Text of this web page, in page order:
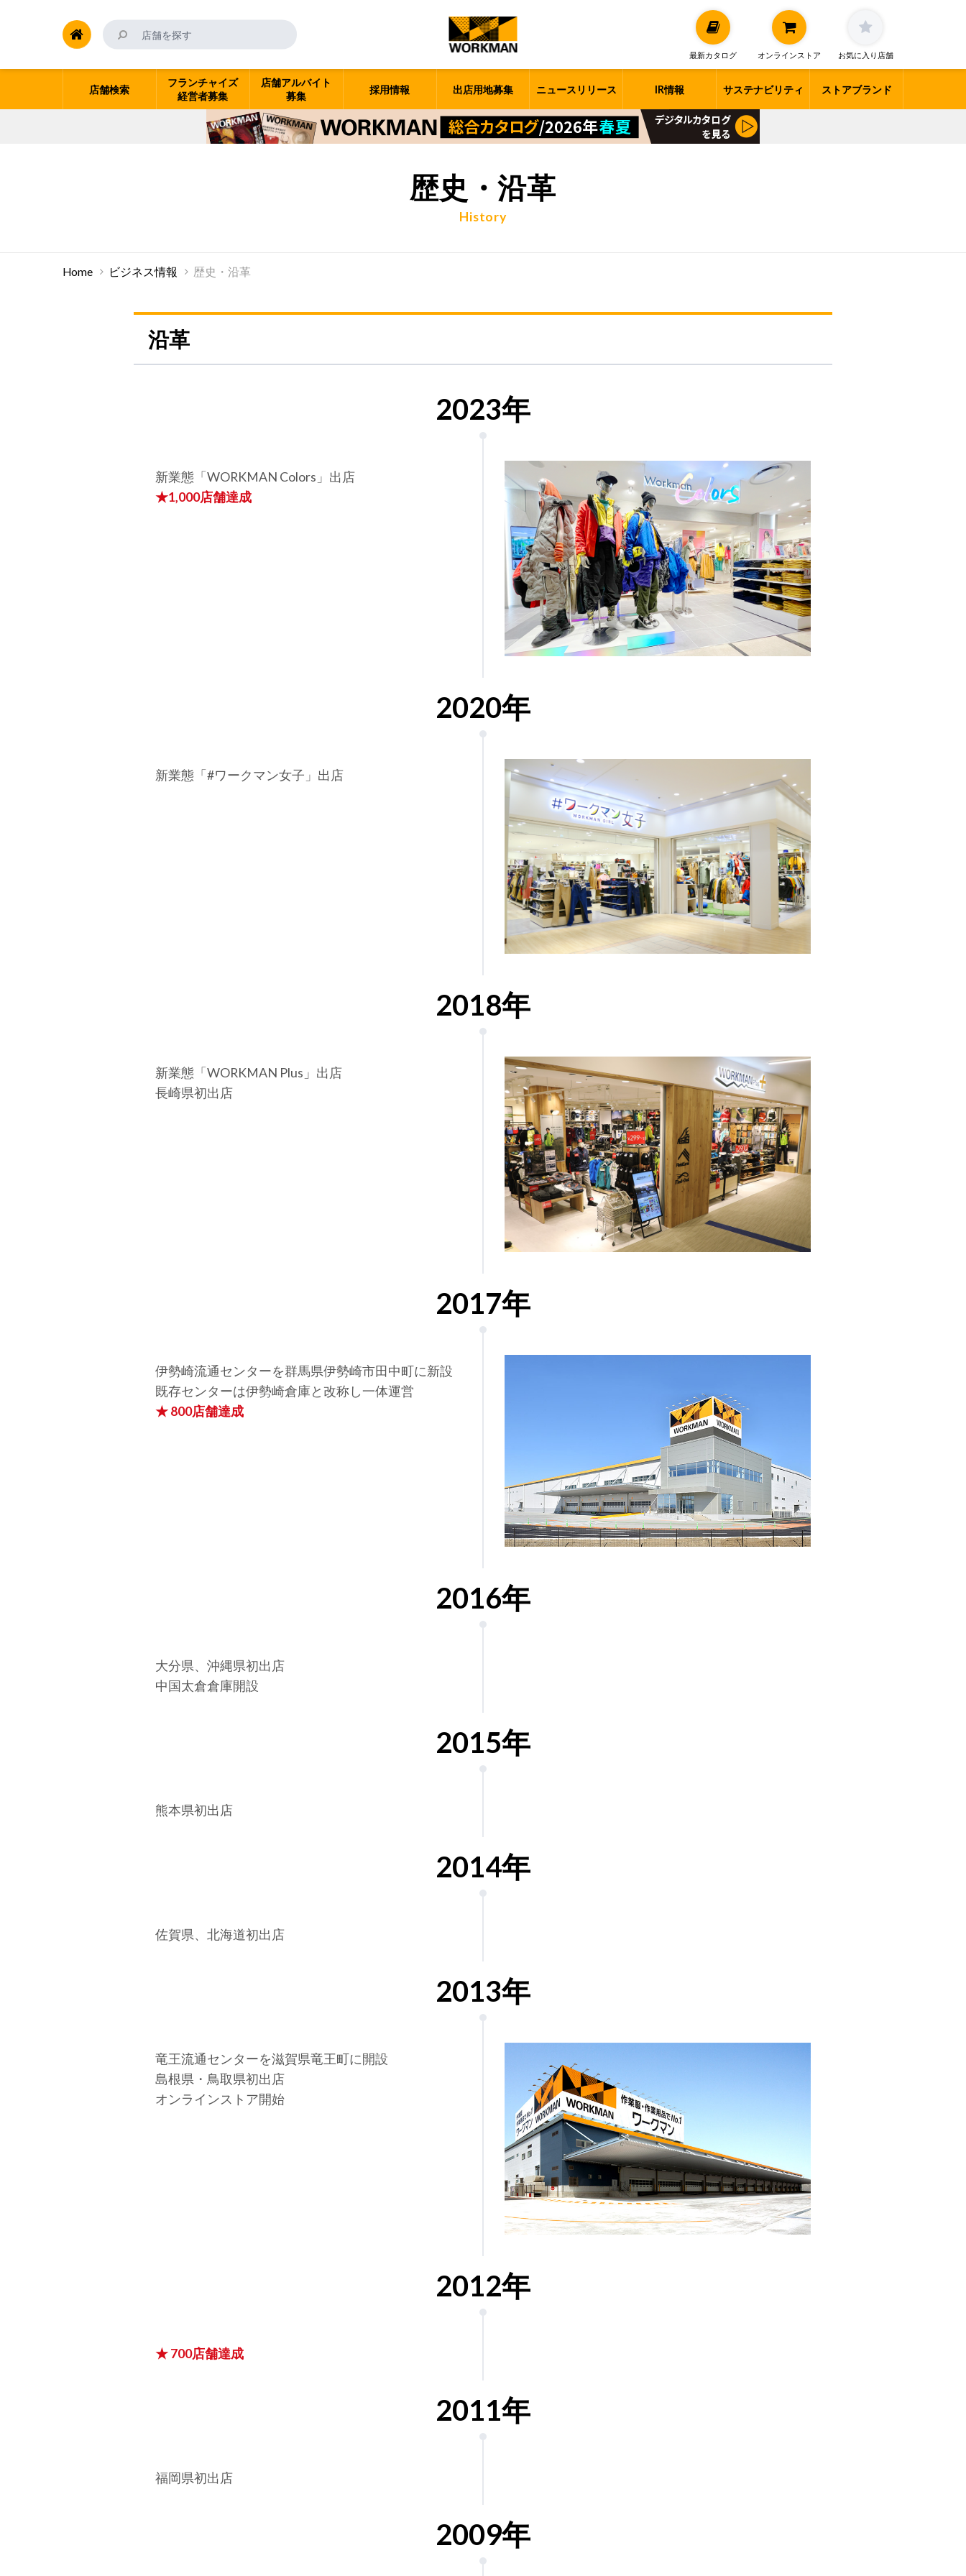
最新カタログ オンラインストア お気に入り店舗
フランチャイズ
経営者募集
店舗検索
店舗アルバイト
募集
採用情報 出店用地募集 ニュースリリース IR情報 サステナビリティ ストアブランド
歴史・沿革
History
Home ビジネス情報 歴史・沿革
沿革
2023年
新業態「WORKMAN Colors」出店
★1,000店舗達成
2020年
新業態「#ワークマン女子」出店
2018年
新業態「WORKMAN Plus」出店
長崎県初出店
2017年
伊勢崎流通センターを群馬県伊勢崎市田中町に新設
既存センターは伊勢崎倉庫と改称し一体運営
★ 800店舗達成
2016年
大分県、沖縄県初出店
中国太倉倉庫開設
2015年
熊本県初出店
2014年
佐賀県、北海道初出店
2013年
竜王流通センターを滋賀県竜王町に開設
島根県・鳥取県初出店
オンラインストア開始
2012年
★ 700店舗達成
2011年
福岡県初出店
2009年